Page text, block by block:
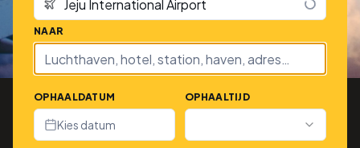
NAAR
OPHAALDATUM
Kies datum
OPHAALTIJD